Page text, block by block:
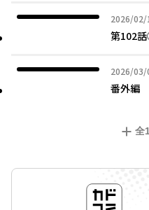
2026/02/
2026年02
第102
2026/03/
2026年03
番外編
全